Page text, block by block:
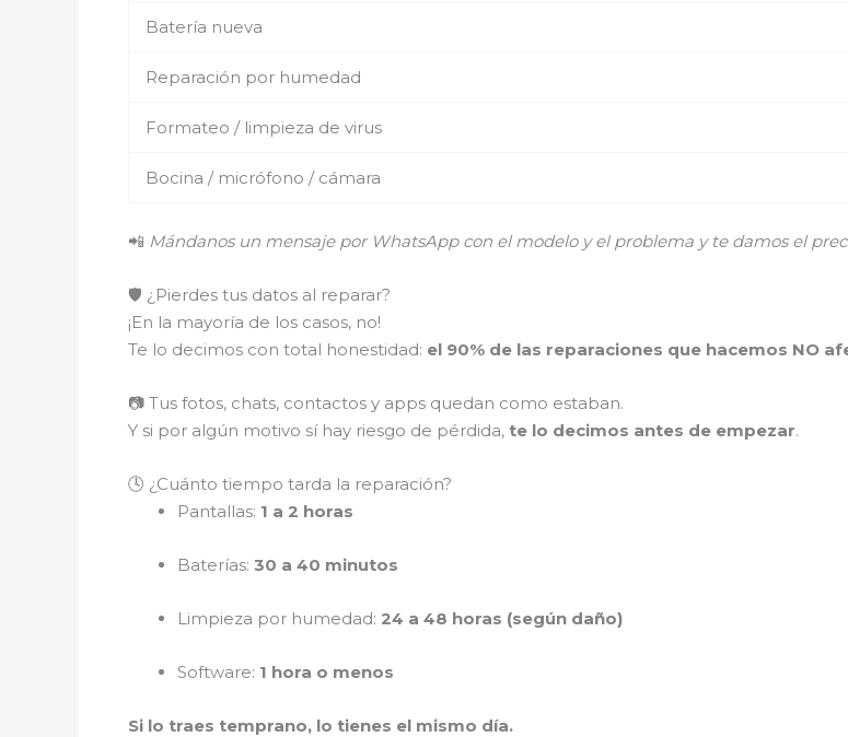
Batería nueva
Reparación por humedad
Formateo / limpieza de virus
Bocina / micrófono / cámara
📲 Mándanos un mensaje por WhatsApp con el modelo y el problema y te damos el
🛡️ ¿Pierdes tus datos al reparar?
¡En la mayoría de los casos, no!
Te lo decimos con total honestidad: el 90% de las reparaciones que hacemos NO
📷 Tus fotos, chats, contactos y apps quedan como estaban.
Y si por algún motivo sí hay riesgo de pérdida, te lo decimos antes de empezar.
🕓 ¿Cuánto tiempo tarda la reparación?
Pantallas: 1 a 2 horas
Baterías: 30 a 40 minutos
Limpieza por humedad: 24 a 48 horas (según daño)
Software: 1 hora o menos
Si lo traes temprano, lo tienes el mismo día.